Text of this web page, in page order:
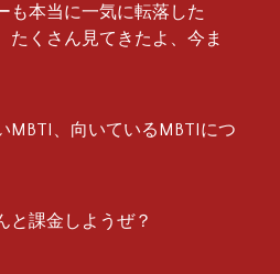
も本当に一気に転落した
たくさん見てきたよ、今ま
MBTI、向いているMBTIにつ
と課金しようぜ？